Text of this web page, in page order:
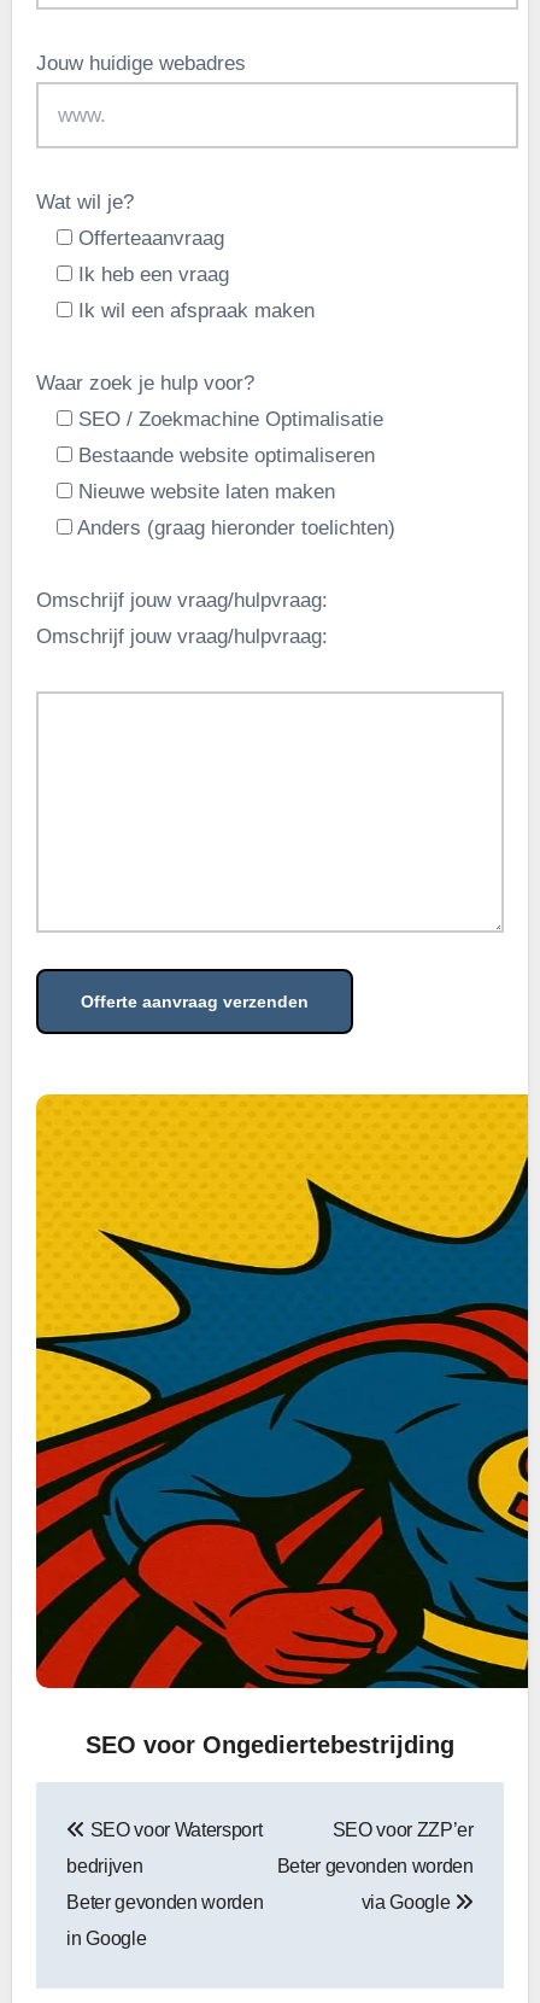
Jouw huidige webadres
Wat wil je?
Offerteaanvraag
Ik heb een vraag
Ik wil een afspraak maken
Waar zoek je hulp voor?
SEO / Zoekmachine Optimalisatie
Bestaande website optimaliseren
Nieuwe website laten maken
Anders (graag hieronder toelichten)
Omschrijf jouw vraag/hulpvraag:
Omschrijf jouw vraag/hulpvraag:
SEO voor Ongediertebestrijding
navigatieSEO voor Watersport
bedrijven
Beter gevonden worden
in Google
SEO voor ZZP’er
Beter gevonden worden
via Google